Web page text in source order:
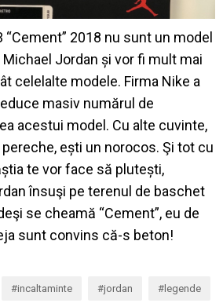
“Cement” 2018 nu sunt un model
Jordan și vor fi mult mai
celelalte modele. Firma Nike a
masiv numărul de
acestui model. Cu alte cuvinte,
ești un norocos. Şi tot cu
te vor face să plutești,
însuşi pe terenul de baschet
se cheamă “Cement”, eu de
sunt convins că-s beton!
incaltaminte jordan legende